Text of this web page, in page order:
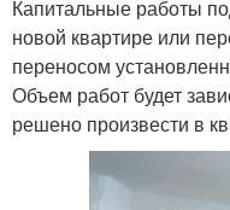
Капитальные работы
новой квартире или
переносом
Объем работ будет
решено произвести в